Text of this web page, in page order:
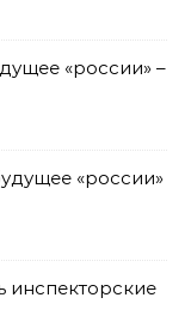
«россии» –
«россии»
инспекторские